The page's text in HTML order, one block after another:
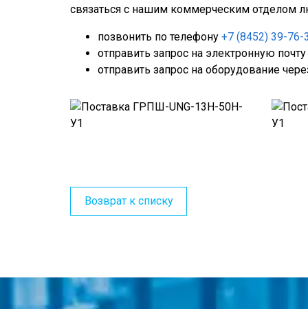
связаться с нашим коммерческим отделом
позвонить по телефону +7 (8452) 39-76-
отправить запрос на электронную почту
отправить запрос на оборудование
Возврат к списку